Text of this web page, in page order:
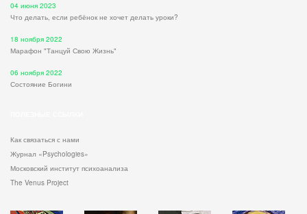
04 июня 2023
Что делать, если ребёнок не хочет делать уроки?
18 ноября 2022
Марафон "Танцуй Свою Жизнь"
06 ноября 2022
Состояние Богини
Как связаться с нами
Журнал «Psychologies»
Московский институт психоанализа
The Venus Project